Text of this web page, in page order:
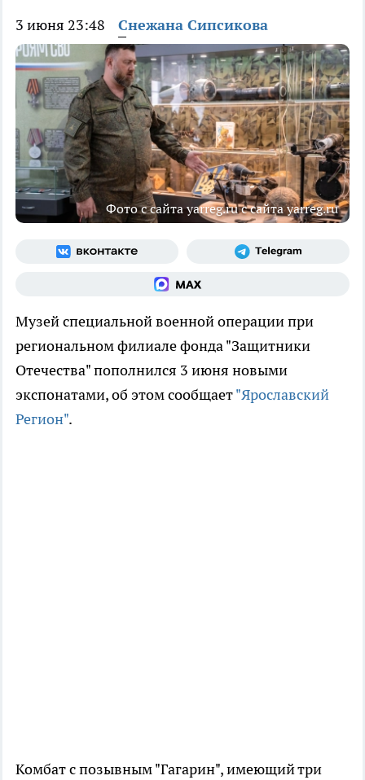
3 июня 23:48 Снежана Сипсикова
Фото с сайта yarreg.ru с сайта yarreg.ru
Музей специальной военной операции при
региональном филиале фонда "Защитники
Отечества" пополнился 3 июня новыми
экспонатами, об этом сообщает"Ярославский
Регион".
Комбат с позывным "Гагарин", имеющий три